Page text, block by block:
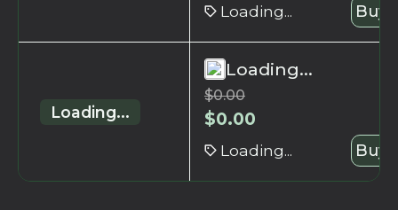
Loading... Buy
Loading...
Loading...
$0.00
$0.00
Loading... Buy